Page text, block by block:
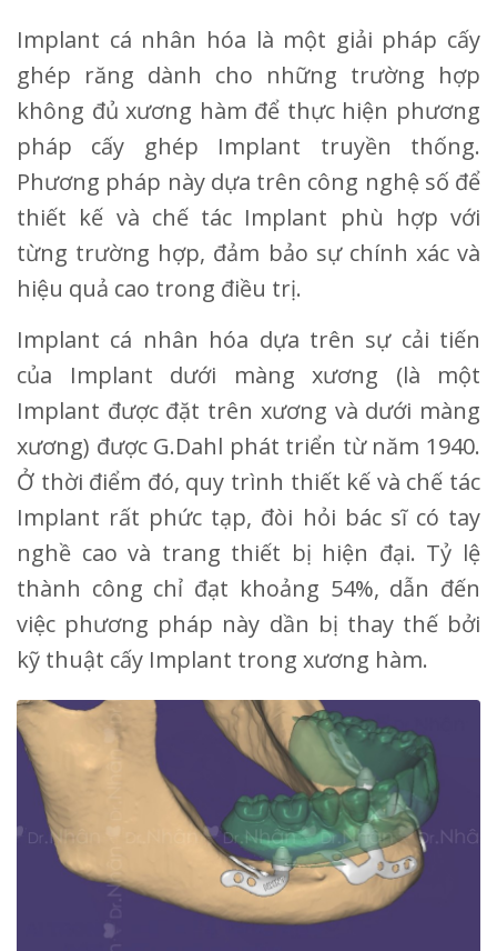
Implant cá nhân hóa là một giải pháp cấy
ghép răng dành cho những trường hợp
không đủ xương hàm để thực hiện phương
pháp cấy ghép Implant truyền thống.
Phương pháp này dựa trên công nghệ số để
thiết kế và chế tác Implant phù hợp với
từng trường hợp, đảm bảo sự chính xác và
hiệu quả cao trong điều trị.
Implant cá nhân hóa dựa trên sự cải tiến
của Implant dưới màng xương (là một
Implant được đặt trên xương và dưới màng
xương) được G.Dahl phát triển từ năm 1940.
Ở thời điểm đó, quy trình thiết kế và chế tác
Implant rất phức tạp, đòi hỏi bác sĩ có tay
nghề cao và trang thiết bị hiện đại. Tỷ lệ
thành công chỉ đạt khoảng 54%, dẫn đến
việc phương pháp này dần bị thay thế bởi
kỹ thuật cấy Implant trong xương hàm.